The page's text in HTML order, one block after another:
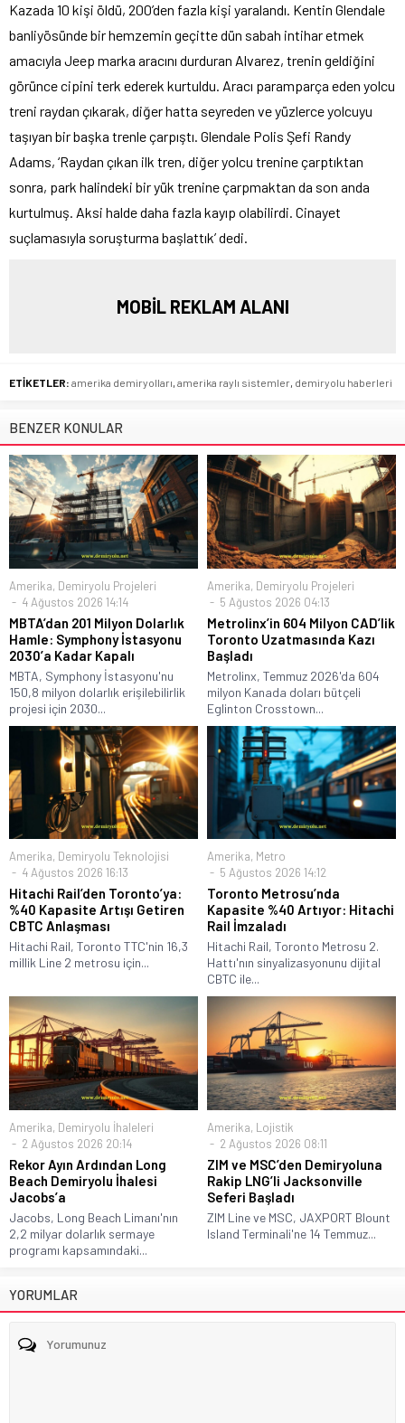
Kazada 10 kişi öldü, 200’den fazla kişi yaralandı. Kentin Glendale
banliyösünde bir hemzemin geçitte dün sabah intihar etmek
amacıyla Jeep marka aracını durduran Alvarez, trenin geldiğini
görünce cipini terk ederek kurtuldu. Aracı paramparça eden yolcu
treni raydan çıkarak, diğer hatta seyreden ve yüzlerce yolcuyu
taşıyan bir başka trenle çarpıştı. Glendale Polis Şefi Randy
Adams, ‘Raydan çıkan ilk tren, diğer yolcu trenine çarptıktan
sonra, park halindeki bir yük trenine çarpmaktan da son anda
kurtulmuş. Aksi halde daha fazla kayıp olabilirdi. Cinayet
suçlamasıyla soruşturma başlattık’ dedi.
MOBİL REKLAM ALANI
ETİKETLER: amerika demiryolları, amerika raylı sistemler, demiryolu haberleri
BENZER KONULAR
Amerika, Demiryolu Projeleri
4 Ağustos 2026 14:14
MBTA’dan 201 Milyon Dolarlık
Hamle: Symphony İstasyonu
2030’a Kadar Kapalı
MBTA, Symphony İstasyonu'nu
150,8 milyon dolarlık erişilebilirlik
projesi için 2030...
Amerika, Demiryolu Projeleri
5 Ağustos 2026 04:13
Metrolinx’in 604 Milyon CAD’lik
Toronto Uzatmasında Kazı
Başladı
Metrolinx, Temmuz 2026'da 604
milyon Kanada doları bütçeli
Eglinton Crosstown...
Amerika, Demiryolu Teknolojisi
4 Ağustos 2026 16:13
Hitachi Rail’den Toronto’ya:
%40 Kapasite Artışı Getiren
CBTC Anlaşması
Hitachi Rail, Toronto TTC'nin 16,3
millik Line 2 metrosu için...
Amerika, Metro
5 Ağustos 2026 14:12
Toronto Metrosu’nda
Kapasite %40 Artıyor: Hitachi
Rail İmzaladı
Hitachi Rail, Toronto Metrosu 2.
Hattı'nın sinyalizasyonunu dijital
CBTC ile...
Amerika, Demiryolu İhaleleri
2 Ağustos 2026 20:14
Rekor Ayın Ardından Long
Beach Demiryolu İhalesi
Jacobs’a
Jacobs, Long Beach Limanı'nın
2,2 milyar dolarlık sermaye
programı kapsamındaki...
Amerika, Lojistik
2 Ağustos 2026 08:11
ZIM ve MSC’den Demiryoluna
Rakip LNG’li Jacksonville
Seferi Başladı
ZIM Line ve MSC, JAXPORT Blount
Island Terminali'ne 14 Temmuz...
YORUMLAR